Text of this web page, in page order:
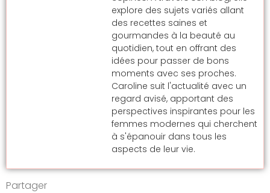
explore des sujets variés allant
des recettes saines et
gourmandes à la beauté au
quotidien, tout en offrant des
idées pour passer de bons
moments avec ses proches.
Caroline suit l'actualité avec un
regard avisé, apportant des
perspectives inspirantes pour les
femmes modernes qui cherchent
à s'épanouir dans tous les
aspects de leur vie.
Partager